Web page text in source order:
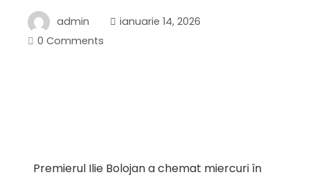
admin
ianuarie 14, 2026
0 Comments
Premierul Ilie Bolojan a chemat miercuri în